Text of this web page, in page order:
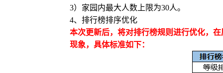
3）家园内最大人数上限为30人。
4、排行榜排序优化
本次更新后，将对排行榜规则进行优化，
现象，具体标准如下：